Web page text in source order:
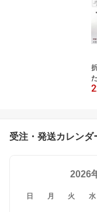
受注・発送カレンダ
2026
日 月 火 水